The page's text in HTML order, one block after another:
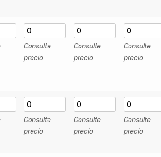
Consulte
precio
Consulte
precio
Consulte
precio
Consulte
precio
Consulte
precio
Consulte
precio